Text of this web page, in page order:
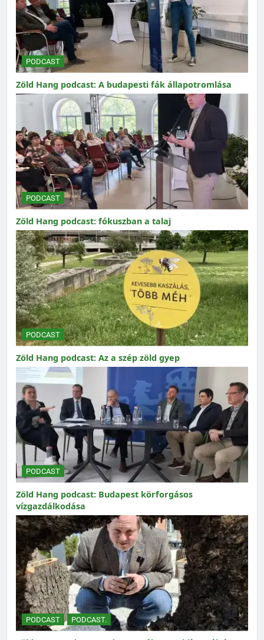
PODCAST
Zöld Hang podcast: A budapesti fák állapotromlása
PODCAST
Zöld Hang podcast: fókuszban a talaj
PODCAST
Zöld Hang podcast: Az a szép zöld gyep
PODCAST
Zöld Hang podcast: Budapest körforgásos
vízgazdálkodása
PODCAST PODCAST.